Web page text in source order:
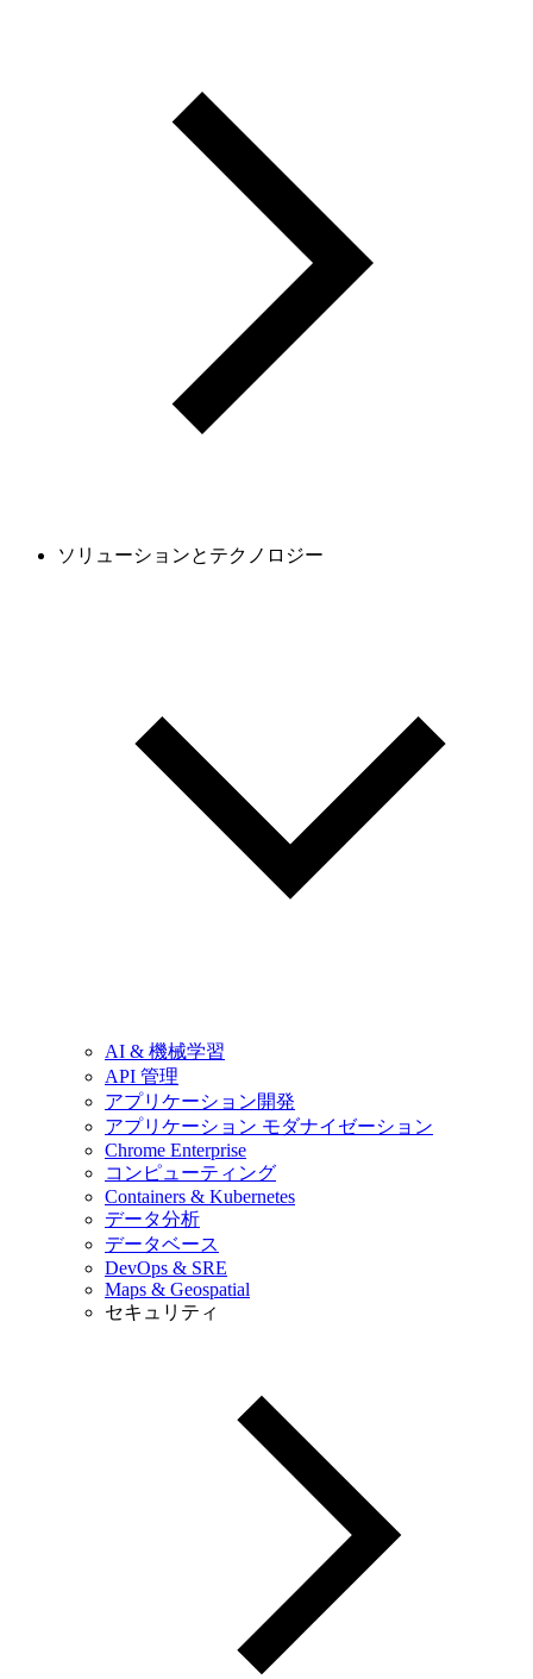
ソリューションとテクノロジー
AI & 機械学習
API 管理
アプリケーション開発
アプリケーション モダナイゼーション
Chrome Enterprise
コンピューティング
Containers & Kubernetes
データ分析
データベース
DevOps & SRE
Maps & Geospatial
セキュリティ